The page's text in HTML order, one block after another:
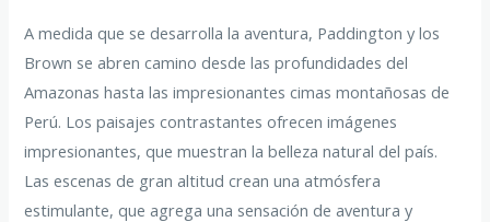
A medida que se desarrolla la aventura, Paddington y los
Brown se abren camino desde las profundidades del
Amazonas hasta las impresionantes cimas montañosas de
Perú. Los paisajes contrastantes ofrecen imágenes
impresionantes, que muestran la belleza natural del país.
Las escenas de gran altitud crean una atmósfera
estimulante, que agrega una sensación de aventura y